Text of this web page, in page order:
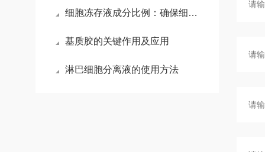
细胞冻存液成分比例：确保细胞存活的关键
基质胶的关键作用及应用
淋巴细胞分离液的使用方法